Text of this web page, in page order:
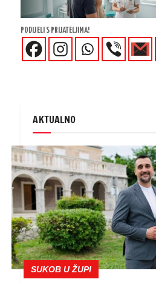
PODIJELI S PRIJATELJIMA!
AKTUALNO
SUKOB U ŽUPI